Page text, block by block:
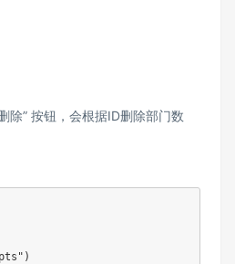
除” 按钮，会根据ID删除部门数
)